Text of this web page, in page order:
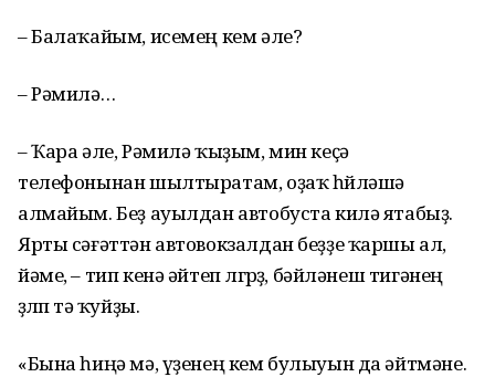
– Балаҡайым, исемең кем әле?
– Рәмилә…
– Ҡара әле, Рәмилә ҡыҙым, мин кеҫә
телефонынан шылтыратам, оҙаҡ һөйләшә
алмайым. Беҙ ауылдан автобуста килә ятабыҙ.
Ярты сәғәттән автовокзалдан беҙҙе ҡаршы ал,
йәме, – тип кенә әйтеп өлгөрҙө, бәйләнеш тигәнең
өҙөлөп тә ҡуйҙы.
«Бына һиңә мә, үҙенең кем булыуын да әйтмәне.